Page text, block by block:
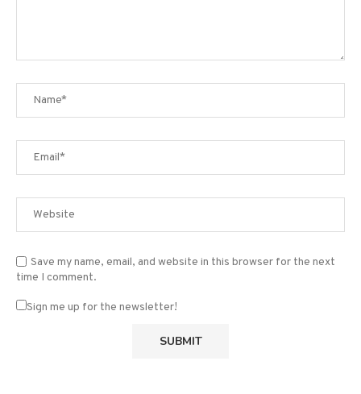
Save my name, email, and website in this browser for the next
time I comment.
Sign me up for the newsletter!